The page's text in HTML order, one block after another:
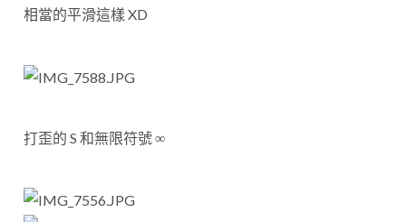
相當的平滑這樣 XD
打歪的 S 和無限符號 ∞